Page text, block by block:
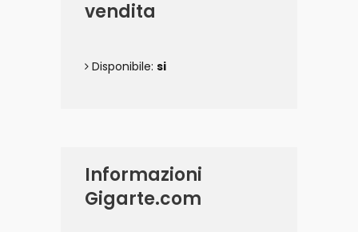
vendita
Disponibile: si
Informazioni
Gigarte.com